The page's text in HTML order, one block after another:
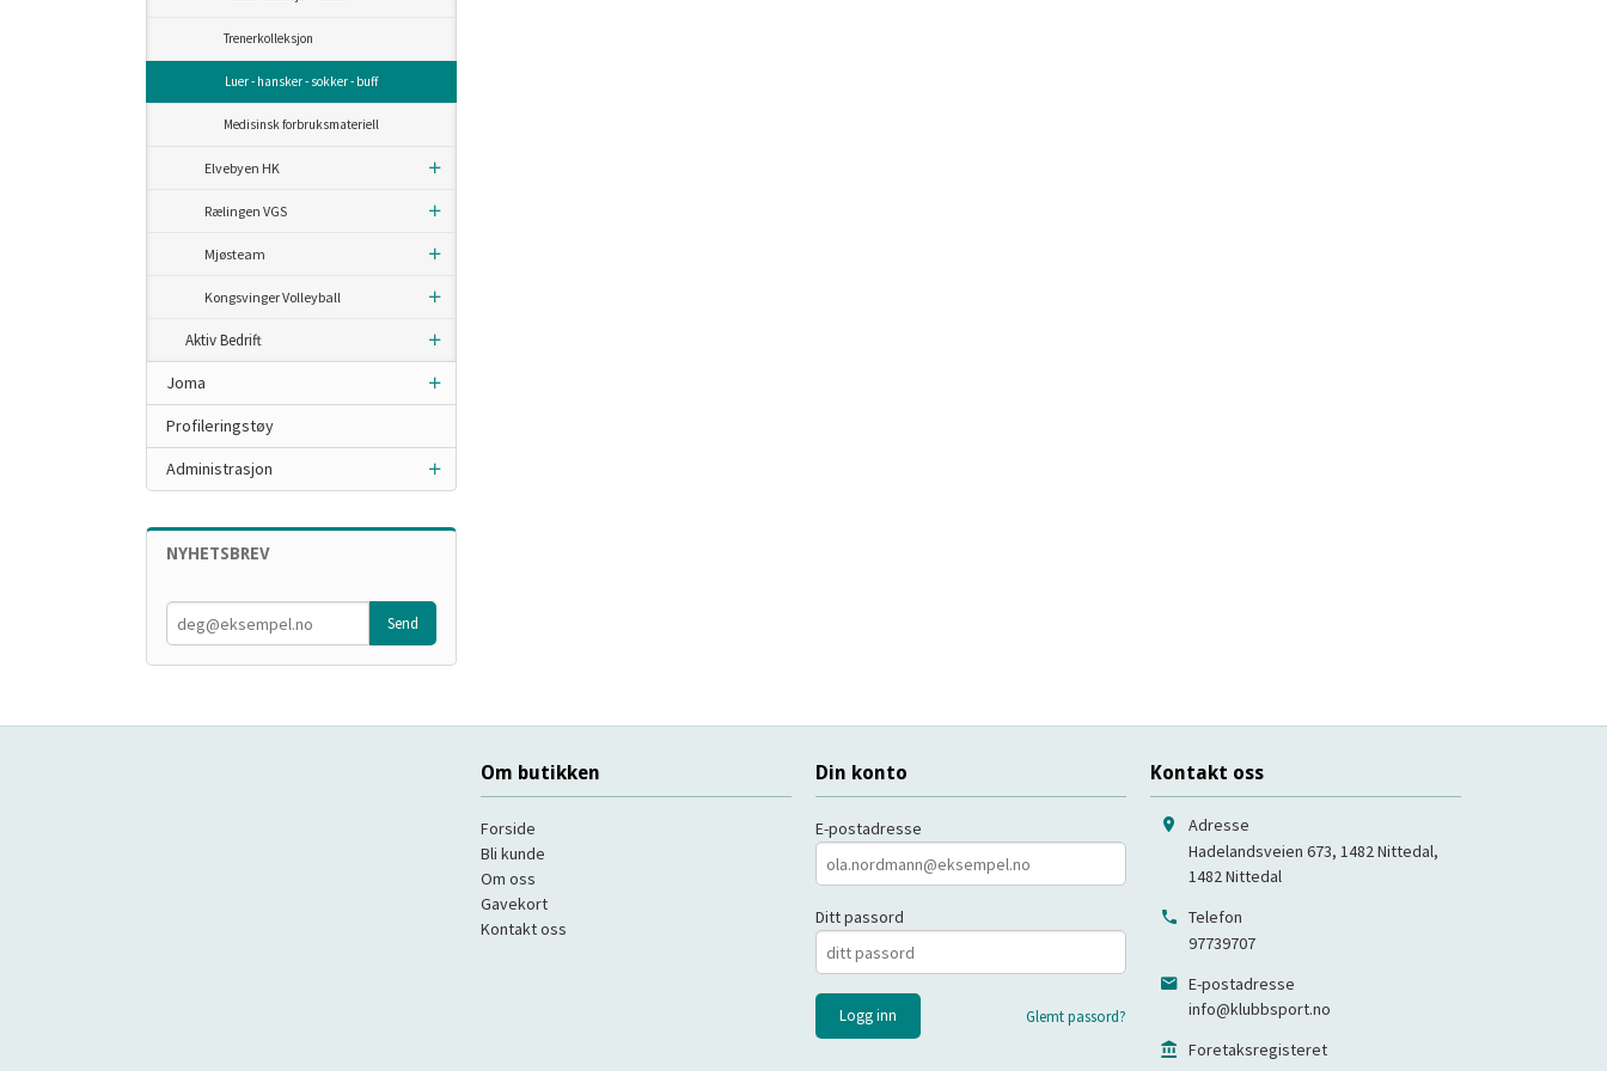
Trenerkolleksjon
Luer - hansker - sokker - buff
Medisinsk forbruksmateriell
Elvebyen HK
Rælingen VGS
Mjøsteam
Kongsvinger Volleyball
Aktiv Bedrift
Joma
Profileringstøy
Administrasjon
NYHETSBREV
Om butikken
Forside
Bli kunde
Om oss
Gavekort
Kontakt oss
Din konto
E-postadresse
Ditt passord
Glemt passord?
Kontakt oss
Adresse
Hadelandsveien 673, 1482 Nittedal,
1482Nittedal
Telefon
97739707
E-postadresse
info@klubbsport.no
Foretaksregisteret